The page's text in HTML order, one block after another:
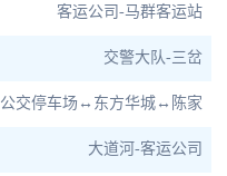
客运公司-马群客运站
交警大队-三岔
公交停车场↔东方华城↔陈家
大道河-客运公司